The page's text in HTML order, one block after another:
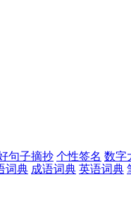
句子摘抄 个性签名 数字
词典 成语词典 英语词典